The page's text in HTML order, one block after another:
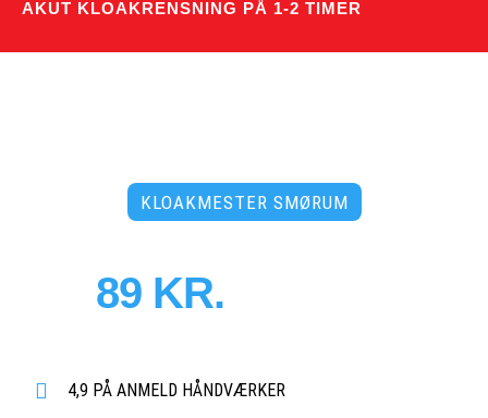
AKUT KLOAKRENSNING PÅ 1-2 TIMER
KLOAKMESTER SMØRUM
89 KR.
4,9 PÅ ANMELD HÅNDVÆRKER